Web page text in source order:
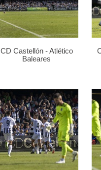
CD Castellón - Atlético
Baleares